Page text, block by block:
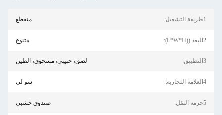
متقطع
متنوع
لصق، حبيبي، مسحوق، الطين
سو لي
صندوق خشبي